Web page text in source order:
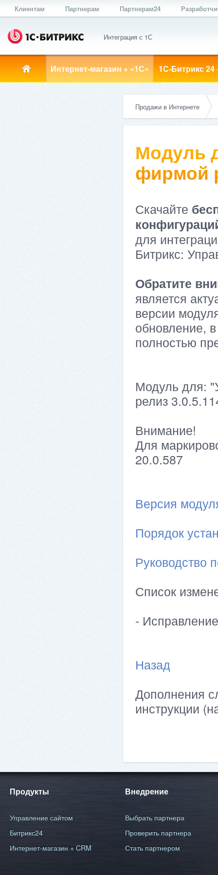
Клиентам Партнерам Партнерам24
Интеграция с 1С
Интернет-магазин + «1С» 1С-Битрикс 24
Продажи в Интернете
Модуль
фирмой
Скачайте
для
Битрикс:
Обратите
является
версии
обновление,
полностью
Модуль для:
релиз
Внимание!
Для
20.0.587
Версия
Порядок
Руководство
Список
-
Назад
Дополнения
инструкции
Продукты
Управление сайтом
Битрикс24
Интернет-магазин + CRM
Внедрение
Выбрать партнера
Проверить партнера
Стать партнером